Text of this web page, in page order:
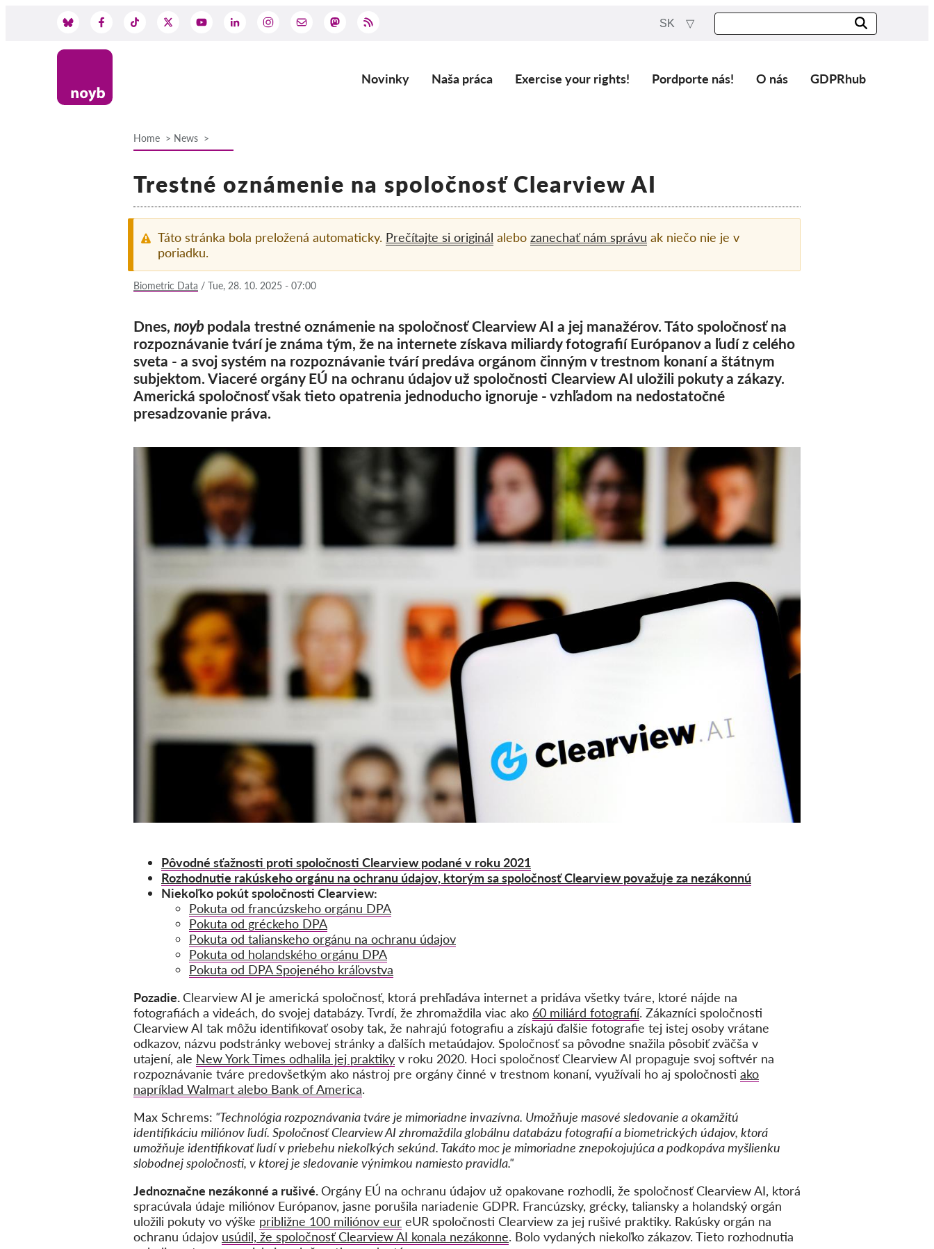
SK
Main
Novinky Naša práca Exercise your rights! Pordporte nás! O nás GDPRhub
Home News
Trestné oznámenie na spoločnosť Clearview AI
Táto stránka bola preložená automaticky. Prečítajte si originál alebo zanechať nám správu ak niečo nie je v
poriadku.
Biometric Data / Tue, 28. 10. 2025 - 07:00
Dnes, noyb podala trestné oznámenie na spoločnosť Clearview AI a jej manažérov. Táto spoločnosť na
rozpoznávanie tvárí je známa tým, že na internete získava miliardy fotografií Európanov a ľudí z celého
sveta - a svoj systém na rozpoznávanie tvárí predáva orgánom činným v trestnom konaní a štátnym
subjektom. Viaceré orgány EÚ na ochranu údajov už spoločnosti Clearview AI uložili pokuty a zákazy.
Americká spoločnosť však tieto opatrenia jednoducho ignoruje - vzhľadom na nedostatočné
presadzovanie práva.
Pôvodné sťažnosti proti spoločnosti Clearview podané v roku 2021
Rozhodnutie rakúskeho orgánu na ochranu údajov, ktorým sa spoločnosť Clearview považuje za nezákonnú
Niekoľko pokút spoločnosti Clearview:
Pokuta od francúzskeho orgánu DPA
Pokuta od gréckeho DPA
Pokuta od talianskeho orgánu na ochranu údajov
Pokuta od holandského orgánu DPA
Pokuta od DPA Spojeného kráľovstva
Pozadie.Clearview AI je americká spoločnosť, ktorá prehľadáva internet a pridáva všetky tváre, ktoré nájde na
fotografiách a videách, do svojej databázy. Tvrdí, že zhromaždila viac ako 60 miliárd fotografií. Zákazníci spoločnosti
Clearview AI tak môžu identifikovať osoby tak, že nahrajú fotografiu a získajú ďalšie fotografie tej istej osoby vrátane
odkazov, názvu podstránky webovej stránky a ďalších metaúdajov. Spoločnosť sa pôvodne snažila pôsobiť zväčša v
utajení, ale New York Times odhalila jej praktiky v roku 2020. Hoci spoločnosť Clearview AI propaguje svoj softvér na
rozpoznávanie tváre predovšetkým ako nástroj pre orgány činné v trestnom konaní, využívali ho aj spoločnosti ako
napríklad Walmart alebo Bank of America.
Max Schrems: "Technológia rozpoznávania tváre je mimoriadne invazívna. Umožňuje masové sledovanie a okamžitú
identifikáciu miliónov ľudí. Spoločnosť Clearview AI zhromaždila globálnu databázu fotografií a biometrických údajov, ktorá
umožňuje identifikovať ľudí v priebehu niekoľkých sekúnd. Takáto moc je mimoriadne znepokojujúca a podkopáva myšlienku
slobodnej spoločnosti, v ktorej je sledovanie výnimkou namiesto pravidla."
Jednoznačne nezákonné a rušivé.Orgány EÚ na ochranu údajov už opakovane rozhodli, že spoločnosť Clearview AI, ktorá
spracúvala údaje miliónov Európanov, jasne porušila nariadenie GDPR. Francúzsky, grécky, taliansky a holandský orgán
uložili pokuty vo výške približne 100 miliónov eur eUR spoločnosti Clearview za jej rušivé praktiky. Rakúsky orgán na
ochranu údajov usúdil, že spoločnosť Clearview AI konala nezákonne. Bolo vydaných niekoľko zákazov. Tieto rozhodnutia